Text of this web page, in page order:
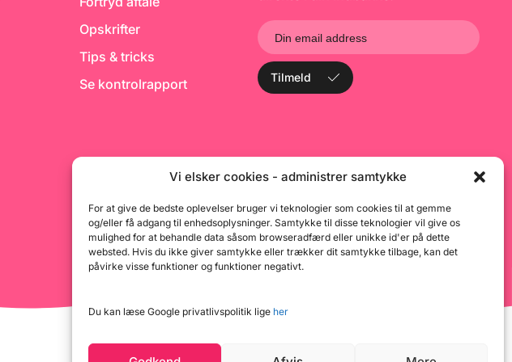
Vi elsker cookies - administrer samtykke
For at give de bedste oplevelser bruger vi teknologier som cookies til at gemme
og/eller få adgang til enhedsoplysninger. Samtykke til disse teknologier vil give os
mulighed for at behandle data såsom browseradfærd eller unikke id'er på dette
websted. Hvis du ikke giver samtykke eller trækker dit samtykke tilbage, kan det
påvirke visse funktioner og funktioner negativt.
Du kan læse Google privatlivspolitik lige her
Opskrifter
Tips & tricks
Se kontrolrapport
Tilmeld